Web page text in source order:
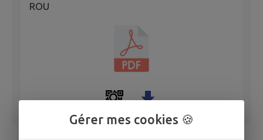
ROU
Gérer mes cookies 🍪